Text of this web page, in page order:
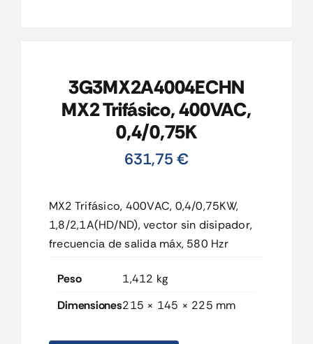
3G3MX2A4004ECHN
MX2 Trifásico, 400VAC,
0,4/0,75K
631,75 €
MX2 Trifásico, 400VAC, 0,4/0,75KW,
1,8/2,1A(HD/ND), vector sin disipador,
frecuencia de salida máx, 580 Hzr
Peso
1,412 kg
Dimensiones215 × 145 × 225 mm